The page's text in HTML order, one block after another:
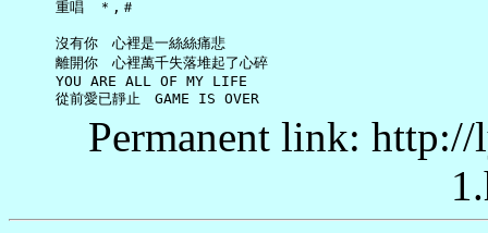
     重唱　＊,＃
     沒有你　心裡是一絲絲痛悲
     離開你　心裡萬千失落堆起了心碎
     YOU ARE ALL OF MY LIFE
Permanent link: